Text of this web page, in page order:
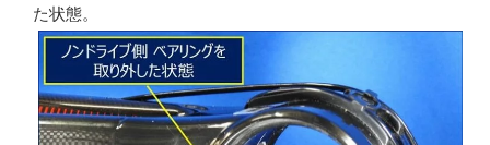
た状態。